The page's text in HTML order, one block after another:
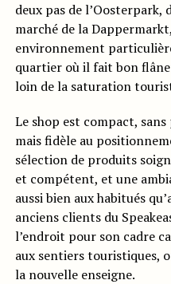
deux pas de
marché de la
environnement
quartier où il fait bon
loin de la saturation
Le shop est compact,
mais fidèle au
sélection de produits
et compétent, et une
aussi bien aux habitués
anciens clients du
l’endroit pour son cadre
aux sentiers touristiques,
la nouvelle enseigne.